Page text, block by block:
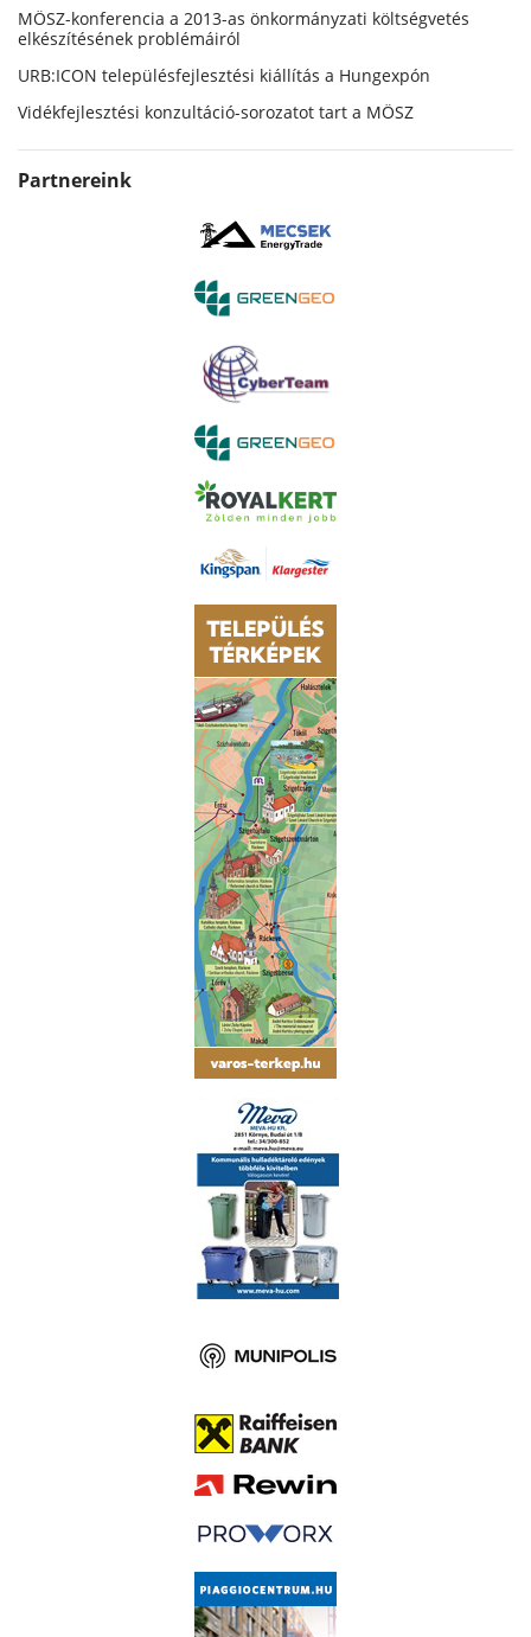
MÖSZ-konferencia a 2013-as önkormányzati költségvetés
elkészítésének problémáiról
URB:ICON településfejlesztési kiállítás a Hungexpón
Vidékfejlesztési konzultáció-sorozatot tart a MÖSZ
Partnereink